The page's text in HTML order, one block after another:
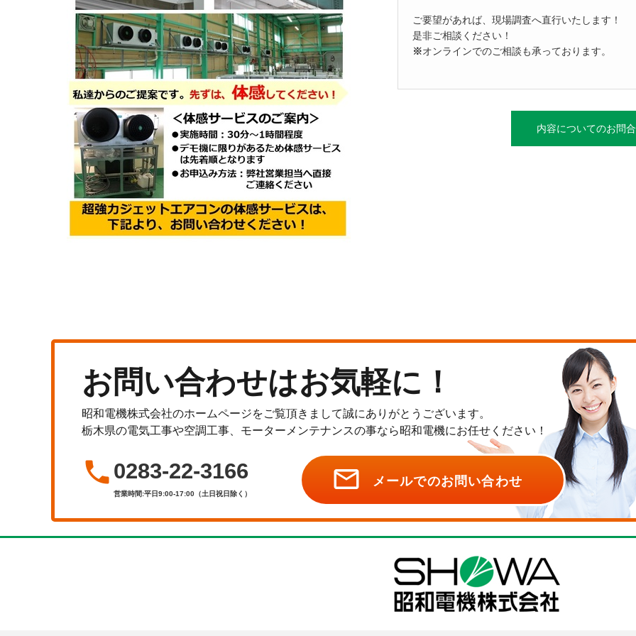
ご要望があれば、現場調査へ直行いたします！
是非ご相談ください！
※オンラインでのご相談も承っております。
内容についてのお問
お問い合わせはお気軽に！
昭和電機株式会社のホームページをご覧頂きまして誠にありがとうございます。
栃木県の電気工事や空調工事、モーターメンテナンスの事なら昭和電機にお任せください！
 0283-22-3166
営業時間:平日9:00-17:00（土日祝日除く）  メールでのお問い合わせ